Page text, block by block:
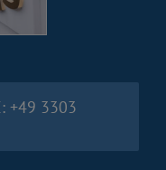
+49 3303